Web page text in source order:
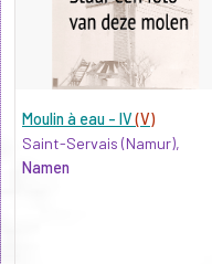
Moulin à eau - IV(V)
Saint-Servais (Namur),
Namen